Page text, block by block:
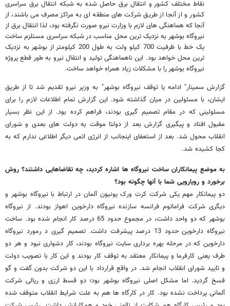
نقاط مختلف کشور و انتقال برق حاصل شده به شبکه انتقال برق سراسری
کشور و از آنجا از طریق شرکت های منطقه ای به مراکز مصرف می باشند، از
آنجا که هماهنگی های لازم با وزارت نیرو صورت نگرفته بود، لذا انتقال برق از
نیروگاه بوشهر به نزدیک ترین محل مناسب در شبکه سراسری مستلزم ساخت
یک خط با ظرفیت 700 کیلو ولت به طول 200 کیلومتر از بوشهر به نزدیک
ترین محل خواهد بود. این ناهماهنگی تولید و انتقال نیرو به طور قطع پروژه
نیروگاه بوشهر را با مشکلات زیاد همراه خواهد ساخت.
گزارش سمینار" ادامه یا توقف نیروگاه بوشهر" به وزیر نیرو تقدیم شد تا از طریق
ایشان، با مسئولین در میان گذاشته شود. این گزارش تمام اطلاعات لازم را برای
مسئولینی که در مقام تصمیم گیری بودند، فراهم کرده بود. از این نظر بسیار
مقبول افتاد و پیگیری گزارش بعد از دولتا موقت به دولت های بعدی و شورای
انقلاب محول شد. بعد از استعفای اینجانب از انرژی اتمی دیگر اطلاعی ندارم که به
کجا کشیده شد.
به موضع پیمانکاران ساخت نیروگاه ها اشاره کردید، چه تقاضاهایی داشتند؟ روش
برخورد و رویارویی شما با آنها چگونه بود؟
دو پیمانکار مهم یکی شرکت کرت ورک یونیون آلمان در ارتباط با نیروگاه بوشهر و
دیگری شرکت فراماتوم فرانسه سازنده نیروگاه دارخوین اهواز بودند. از نیروگاه
بوشهر که دو واحد داشت، در مجموع حدود 65 درصد کار انجام شده بود. ساخت
نیروگاه دارخوین حدود 13 درصد پیشرفت داشت. تصمیم گیری د رمورد نیروگاه
دارخوین که در مرحله بهره برداری سایت نیروگاه بودند، کار دشواری نبود و هر دو
طرف یعنی کارفرما و پیمانکار معتقد به توقف کار بودند و این کار با تصویب دولت
و تایید شورای انقلاب انجام شد. در واقع قرارداد با این دو شرکت بدون گفت و گو
فسخ گردید. اما مشکل اصلی نیروگاه بوشهر بود؛ دو قسط ارزی و ریالی شرکت
آلمانی پرداخت نشده بود. کار در کارگاه ها هم به علت شرایط انقلاب متوقف شده